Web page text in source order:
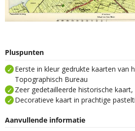
Pluspunten
Eerste in kleur gedrukte kaarten van
Topographisch Bureau
Zeer gedetailleerde historische
Decoratieve kaart in prachtige
Aanvullende informatie